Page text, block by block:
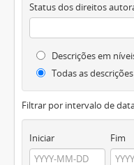
Status dos direitos
Descrições em
Todas as descrições
Filtrar por intervalo de
Iniciar Fim